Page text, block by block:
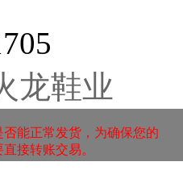
龙鞋业
能正常发货，为确保您的
接转账交易。